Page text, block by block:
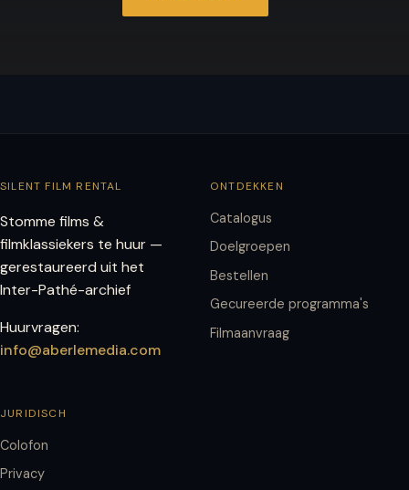
SILENT FILM RENTAL
Stomme films &
filmklassiekers te huur —
gerestaureerd uit het
Inter-Pathé-archief
Huurvragen:
info@aberlemedia.com
ONTDEKKEN
Catalogus
Doelgroepen
Bestellen
Gecureerde programma's
Filmaanvraag
JURIDISCH
Colofon
Privacy